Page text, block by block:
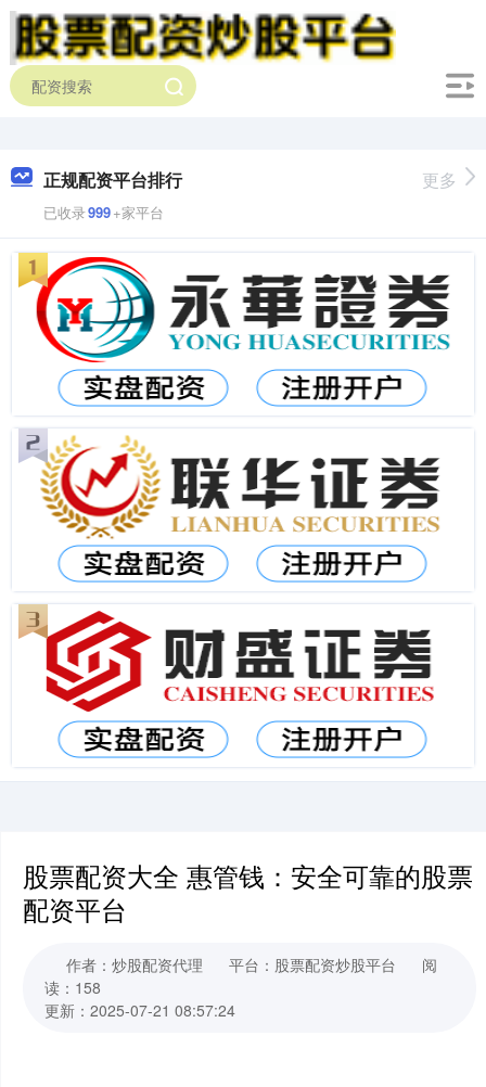
正规配资平台排行
已收录999+家平台
更多
股票配资大全 惠管钱：安全可靠的股票
配资平台
作者：炒股配资代理 平台：股票配资炒股平台
阅
读：158
更新：2025-07-21 08:57:24